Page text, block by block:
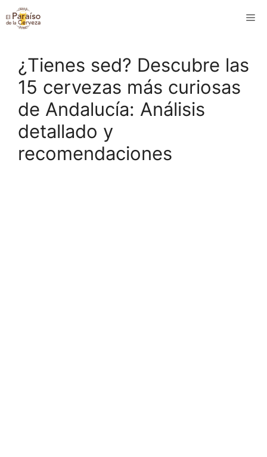
Saltar
al
¿Tienes sed? Descubre las
15 cervezas más curiosas
de Andalucía: Análisis
detallado y
recomendaciones